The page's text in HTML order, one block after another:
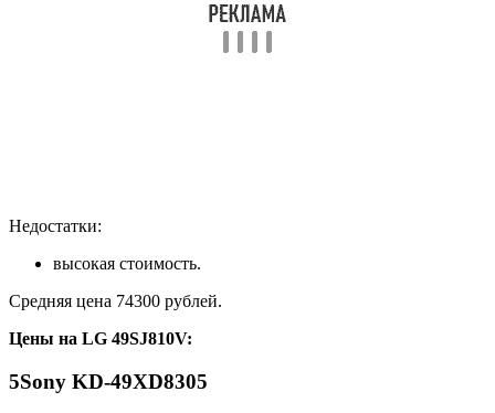
Недостатки:
высокая стоимость.
Средняя цена 74300 рублей.
Цены на LG 49SJ810V:
5Sony KD-49XD8305